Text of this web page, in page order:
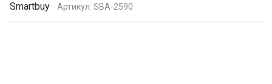
Smartbuy Артикул: SBA-2590